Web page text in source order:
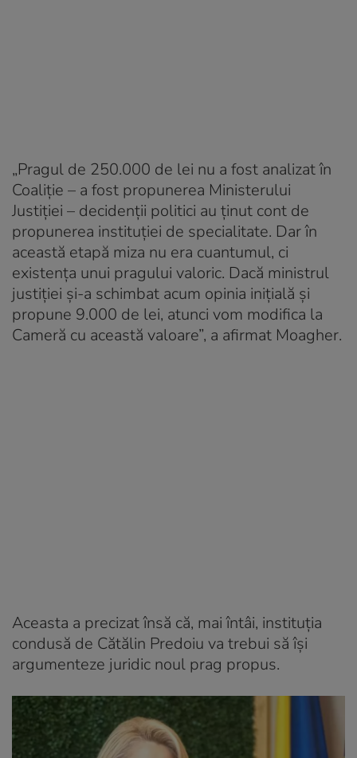
„Pragul de 250.000 de lei nu a fost analizat în
Coaliție – a fost propunerea Ministerului
Justiției – decidenții politici au ținut cont de
propunerea instituției de specialitate. Dar în
această etapă miza nu era cuantumul, ci
existența unui pragului valoric. Dacă ministrul
justiției și-a schimbat acum opinia inițială și
propune 9.000 de lei, atunci vom modifica la
Cameră cu această valoare”, a afirmat Moagher.
Aceasta a precizat însă că, mai întâi, instituția
condusă de Cătălin Predoiu va trebui să își
argumenteze juridic noul prag propus.